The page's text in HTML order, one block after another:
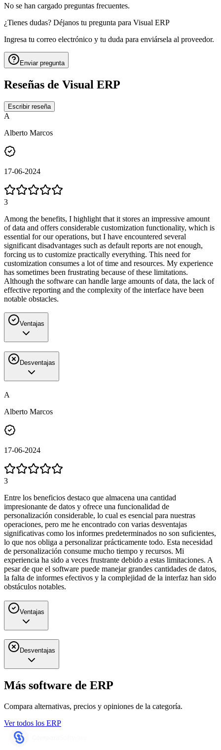
No se han cargado preguntas frecuentes.
¿Tienes dudas? Déjanos tu pregunta para Visual ERP
Ingresa tu correo electrónico y tu duda para enviársela al proveedor.
Enviar pregunta
Reseñas de Visual ERP
Escribir reseña
A
Alberto Marcos
17-06-2024
3
Among the benefits, I highlight that it stores an impressive amount
of data and offers considerable customization functionality, which is
essential for our operations, but I have encountered several
significant disadvantages such as default reports are not enough,
forcing us to customize practically everything. This need for
customization consumes a lot of time and resources. My experience
has sometimes been frustrating because of these limitations.
Although the software can handle large amounts of data, the lack of
effective reporting and the complexity of the interface have been
notable obstacles.
Ventajas
Desventajas
A
Alberto Marcos
17-06-2024
3
Entre los beneficios destaco que almacena una cantidad
impresionante de datos y ofrece una funcionalidad de
personalización considerable, lo cual es esencial para nuestras
operaciones, pero me he encontrado con varias desventajas
significativas como los informes predeterminados no son suficientes,
lo que nos obliga a personalizar prácticamente todo. Esta necesidad
de personalización consume mucho tiempo y recursos. Mi
experiencia ha sido a veces frustrante debido a estas limitaciones. A
pesar de que el software puede manejar grandes cantidades de datos,
la falta de informes efectivos y la complejidad de la interfaz han sido
obstáculos notables.
Ventajas
Desventajas
Más software de ERP
Compara alternativas, precios y opiniones de la categoría.
Ver todos los ERP